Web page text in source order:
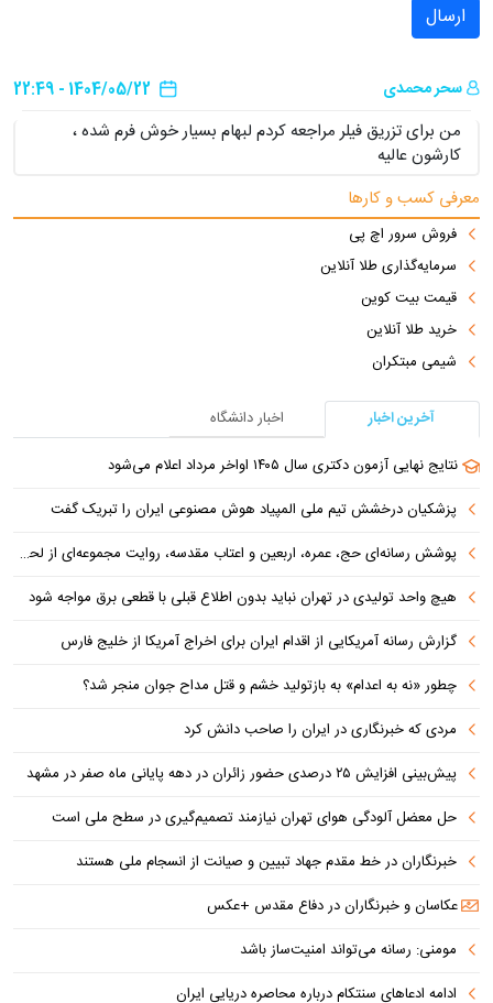
ارسال
سحر محمدی 1404/05/22 - 22:49
من برای تزریق فیلر مراجعه کردم لبهام بسیار خوش فرم شده ،
کارشون عالیه
معرفی کسب و کارها
فروش سرور اچ پی
سرمایه‌گذاری طلا آنلاین
قیمت بیت کوین
خرید طلا آنلاین
شیمی مبتکران
آخرین اخبار
اخبار دانشگاه
نتایج نهایی آزمون دکتری سال ۱۴۰۵ اواخر مرداد اعلام می‌شود
پزشکیان درخشش تیم ملی المپیاد هوش مصنوعی ایران را تبریک گفت
پوشش رسانه‌ای حج، عمره، اربعین و اعتاب مقدسه، روایت مجموعه‌ای از لحظه‌هاست
هیچ واحد تولیدی در تهران نباید بدون اطلاع قبلی با قطعی برق مواجه شود
گزارش رسانه آمریکایی از اقدام ایران برای اخراج آمریکا از خلیج فارس
چطور «نه به اعدام» به بازتولید خشم و قتل مداح جوان منجر شد؟
مردی که خبرنگاری در ایران را صاحب دانش کرد
پیش‌بینی افزایش ۲۵ درصدی حضور زائران در دهه پایانی ماه صفر در مشهد
حل معضل آلودگی هوای تهران نیازمند تصمیم‌گیری در سطح ملی است
خبرنگاران در خط مقدم جهاد تبیین و صیانت از انسجام ملی هستند
عکاسان و خبرنگاران در دفاع مقدس +عکس
مومنی: رسانه می‌تواند امنیت‌ساز باشد
ادامه ادعاهای سنتکام درباره محاصره دریایی ایران